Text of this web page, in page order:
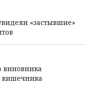
«застывшие»
кишечника